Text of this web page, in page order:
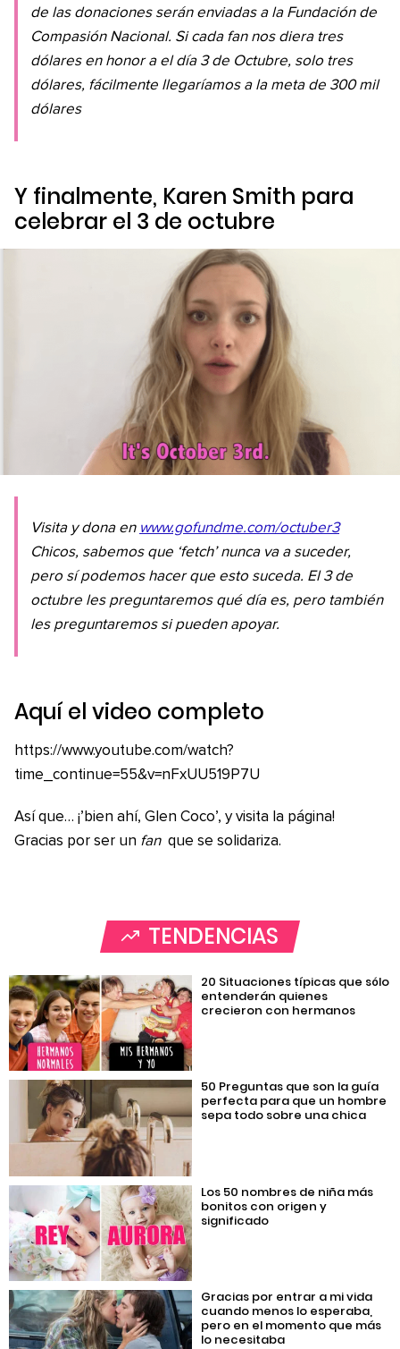
de las donaciones serán enviadas a la Fundación de
Compasión Nacional. Si cada fan nos diera tres
dólares en honor a el día 3 de Octubre, solo tres
dólares, fácilmente llegaríamos a la meta de 300 mil
dólares
Y finalmente, Karen Smith para
celebrar el 3 de octubre
Visita y dona en www.gofundme.com/octuber3
Chicos, sabemos que ‘fetch’ nunca va a suceder,
pero sí podemos hacer que esto suceda. El 3 de
octubre les preguntaremos qué día es, pero también
les preguntaremos si pueden apoyar.
Aquí el video completo
https://www.youtube.com/watch?
time_continue=55&v=nFxUU519P7U
Así que… ¡’bien ahí, Glen Coco’, y visita la página!
Gracias por ser un fan que se solidariza.
TENDENCIAS
20 Situaciones típicas que sólo
entenderán quienes
crecieron con hermanos
50 Preguntas que son la guía
perfecta para que un hombre
sepa todo sobre una chica
Los 50 nombres de niña más
bonitos con origen y
significado
Gracias por entrar a mi vida
cuando menos lo esperaba,
pero en el momento que más
lo necesitaba